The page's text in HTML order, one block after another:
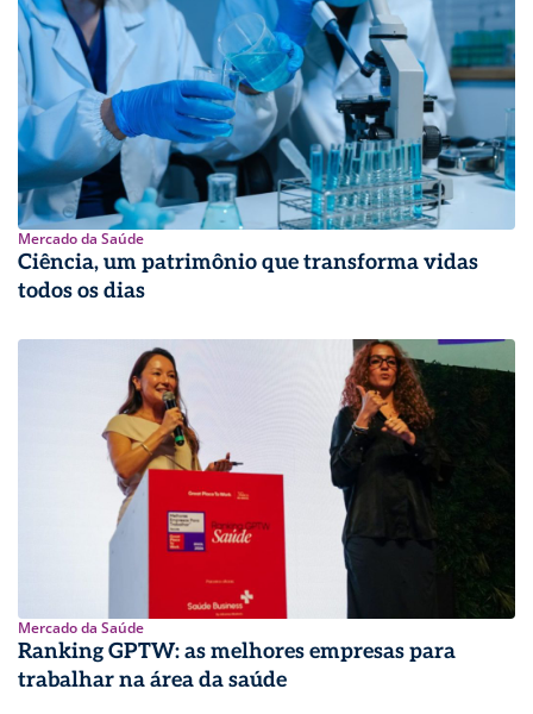
Mercado da Saúde
Ciência, um patrimônio que transforma vidas
todos os dias
Mercado da Saúde
Ranking GPTW: as melhores empresas para
trabalhar na área da saúde